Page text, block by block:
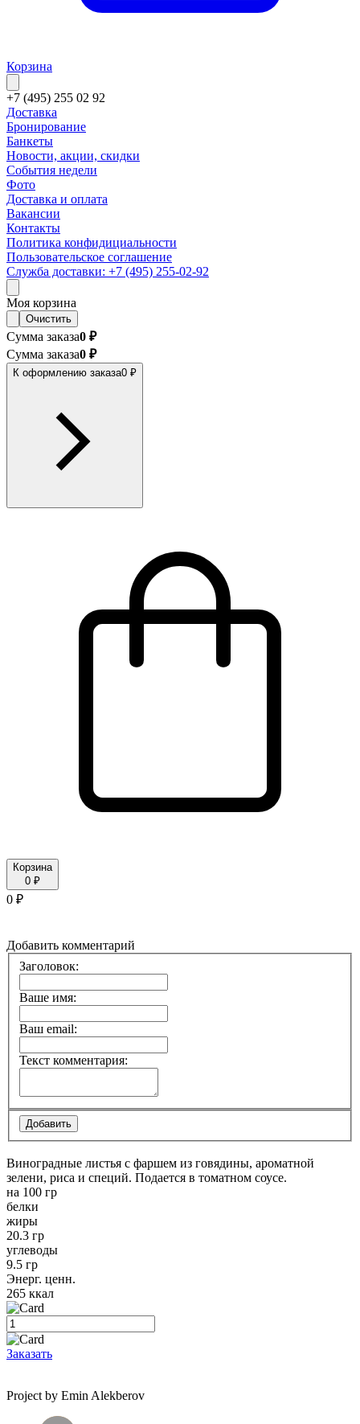
Корзина
+7 (495) 255 02 92
Доставка
Бронирование
Банкеты
Новости, акции, скидки
События недели
Фото
Доставка и оплата
Вакансии
Контакты
Политика конфидициальности
Пользовательское соглашение
Служба доставки: +7 (495) 255-02-92
Моя корзина
Очистить
Сумма заказа0 ₽
Сумма заказа0 ₽
К оформлению заказа0 ₽
Корзина
0 ₽
0 ₽
Добавить комментарий
Заголовок:
Ваше имя:
Ваш email:
Текст комментария:
Виноградные листья с фаршем из говядины, ароматной
зелени, риса и специй. Подается в томатном соусе.
на 100 гр
белки
жиры
20.3 гр
углеводы
9.5 гр
Энерг. ценн.
265 ккал
Заказать
Project by Emin Alekberov